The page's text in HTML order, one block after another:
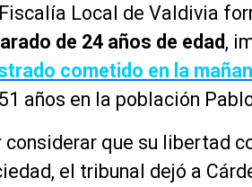
Local de Valdivia
de 24 años de edad ,
cometido en la
años en la población
considerar que su libertad
el tribunal dejó a